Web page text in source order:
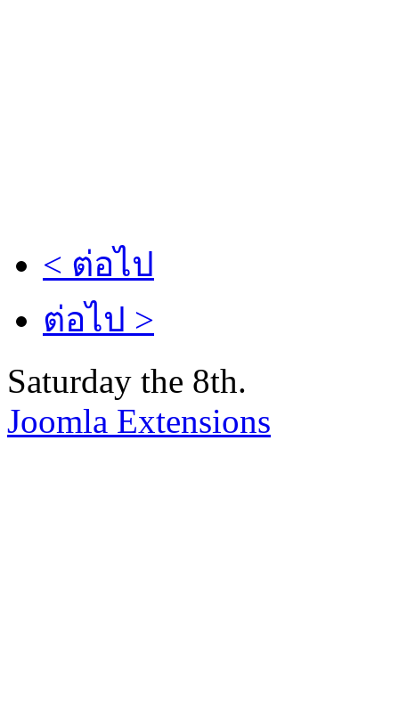
< ต่อไป
ต่อไป >
Saturday the 8th.
Joomla Extensions